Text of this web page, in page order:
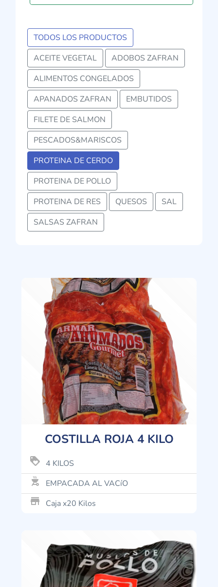
TODOS LOS PRODUCTOS
ACEITE VEGETAL
ADOBOS ZAFRAN
ALIMENTOS CONGELADOS
APANADOS ZAFRAN
EMBUTIDOS
FILETE DE SALMON
PESCADOS&MARISCOS
PROTEINA DE CERDO
PROTEINA DE POLLO
PROTEINA DE RES
QUESOS
SAL
SALSAS ZAFRAN
COSTILLA ROJA 4 KILO
loyalty 4 KILOS
outdoor_grill EMPACADA AL VACíO
store_mall_directory Caja x20 Kilos